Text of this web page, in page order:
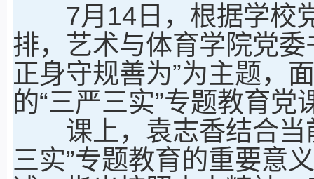
7月14日，根据学校党
排，艺术与体育学院党
正身守规善为”为主题，
的“三严三实”专题教育
课上，袁志香结合当
三实”专题教育的重要意